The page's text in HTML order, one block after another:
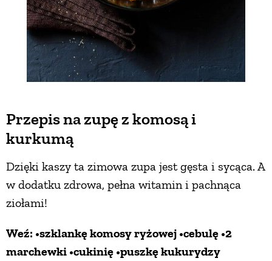
Przepis na zupę z komosą i
kurkumą
Dzięki kaszy ta zimowa zupa jest gęsta i sycąca. A
w dodatku zdrowa, pełna witamin i pachnąca
ziołami!
Weź: •szklankę komosy ryżowej •cebulę •2
marchewki •cukinię •puszkę kukurydzy